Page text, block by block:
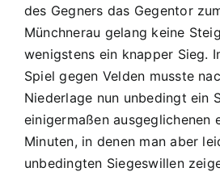
des Gegners das Gegentor
Münchnerau gelang keine
wenigstens ein knapper Sieg.
Spiel gegen Velden musste
Niederlage nun unbedingt ein
einigermaßen ausgeglichenen
Minuten, in denen man aber
unbedingten Siegeswillen